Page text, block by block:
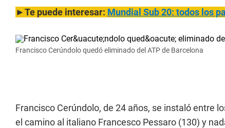
►Te puede interesar: Mundial Sub 20: todos los
Francisco Cerúndolo quedó eliminado del ATP de Barcelona
Francisco Cerúndolo, de 24 años, se instaló entre
el camino al italiano Francesco Pessaro (130) y